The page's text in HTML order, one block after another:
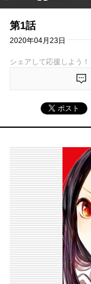
第1話
2020年04月23日
シェアして応援しよう！
ポスト